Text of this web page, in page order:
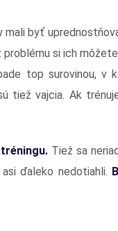
byť
si ich
top surovinou, v
tiež vajcia. Ak
Tiež sa
ďaleko nedotiahli.